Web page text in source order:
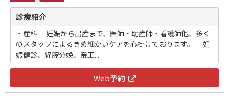
診療紹介
・産科 妊娠から出産まで、医師・助産師・看護師他、多く
のスタッフによるきめ細かいケアを心掛けております。 妊
娠健診、経膣分娩、帝王...
Web予約